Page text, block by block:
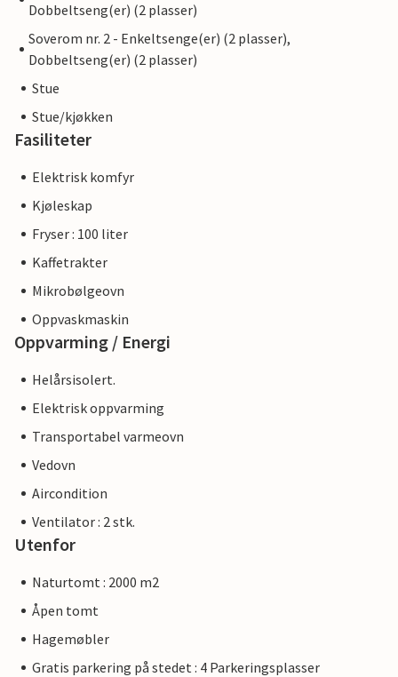
Dobbeltseng(er) (2 plasser)
Soverom nr. 2 - Enkeltsenge(er) (2 plasser),
Dobbeltseng(er) (2 plasser)
Stue
Stue/kjøkken
Fasiliteter
Elektrisk komfyr
Kjøleskap
Fryser : 100 liter
Kaffetrakter
Mikrobølgeovn
Oppvaskmaskin
Oppvarming / Energi
Helårsisolert.
Elektrisk oppvarming
Transportabel varmeovn
Vedovn
Aircondition
Ventilator : 2 stk.
Utenfor
Naturtomt : 2000 m2
Åpen tomt
Hagemøbler
Gratis parkering på stedet : 4 Parkeringsplasser